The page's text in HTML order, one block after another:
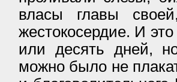
власы главы
жестокосердие. И
или десять дней,
можно было не